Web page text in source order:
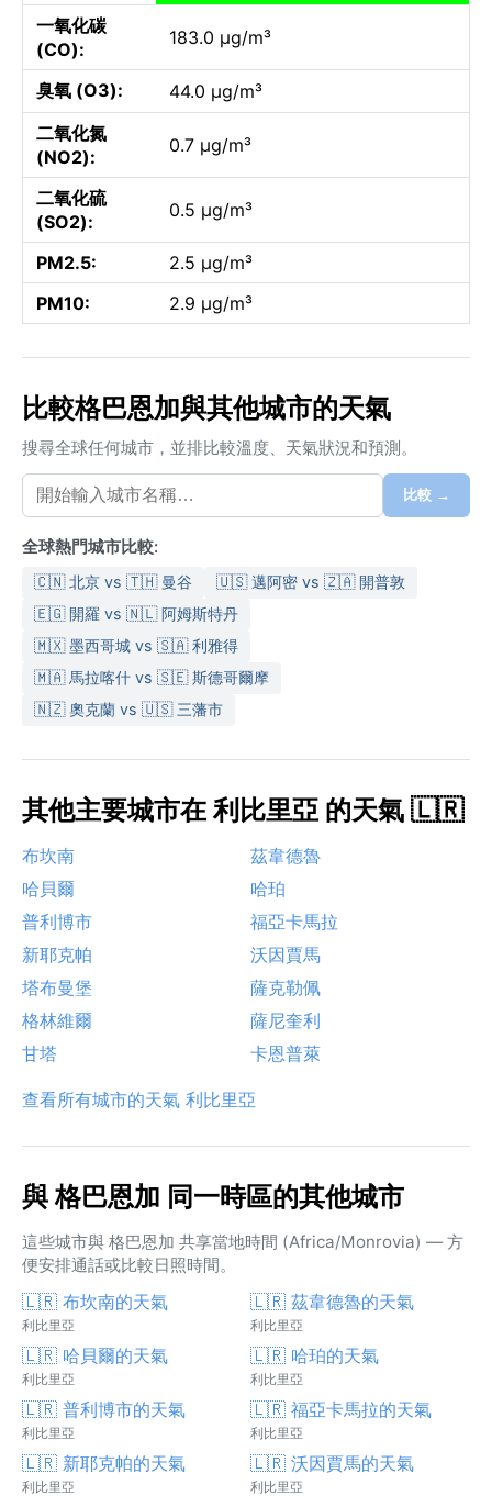
一氧化碳
(CO):
183.0 µg/m³
臭氧 (O3):
44.0 µg/m³
二氧化氮
(NO2):
0.7 µg/m³
二氧化硫
(SO2):
0.5 µg/m³
PM2.5:
2.5 µg/m³
PM10:
2.9 µg/m³
比較格巴恩加與其他城市的天氣
搜尋全球任何城市，並排比較溫度、天氣狀況和預測。
比較 →
全球熱門城市比較:
🇨🇳 北京 vs 🇹🇭 曼谷
🇺🇸 邁阿密 vs 🇿🇦 開普敦
🇪🇬 開羅 vs 🇳🇱 阿姆斯特丹
🇲🇽 墨西哥城 vs 🇸🇦 利雅得
🇲🇦 馬拉喀什 vs 🇸🇪 斯德哥爾摩
🇳🇿 奧克蘭 vs 🇺🇸 三藩市
其他主要城市在 利比里亞 的天氣 🇱🇷
布坎南
茲韋德魯
哈貝爾
哈珀
普利博市
福亞卡馬拉
新耶克帕
沃因賈馬
塔布曼堡
薩克勒佩
格林維爾
薩尼奎利
甘塔
卡恩普萊
查看所有城市的天氣 利比里亞
與 格巴恩加 同一時區的其他城市
這些城市與 格巴恩加 共享當地時間 (Africa/Monrovia) — 方
便安排通話或比較日照時間。
🇱🇷 布坎南的天氣
利比里亞
🇱🇷 茲韋德魯的天氣
利比里亞
🇱🇷 哈貝爾的天氣
利比里亞
🇱🇷 哈珀的天氣
利比里亞
🇱🇷 普利博市的天氣
利比里亞
🇱🇷 福亞卡馬拉的天氣
利比里亞
🇱🇷 新耶克帕的天氣
利比里亞
🇱🇷 沃因賈馬的天氣
利比里亞